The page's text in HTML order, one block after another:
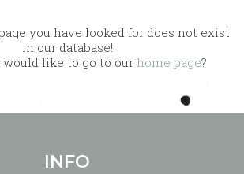
you have looked for does not exist
in our database!
would like to go to our home page?
INFO